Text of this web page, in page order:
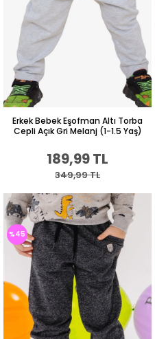
Erkek Bebek Eşofman Altı Torba
Cepli Açık Gri Melanj (1-1.5 Yaş)
189,99 TL
349,99 TL
%45